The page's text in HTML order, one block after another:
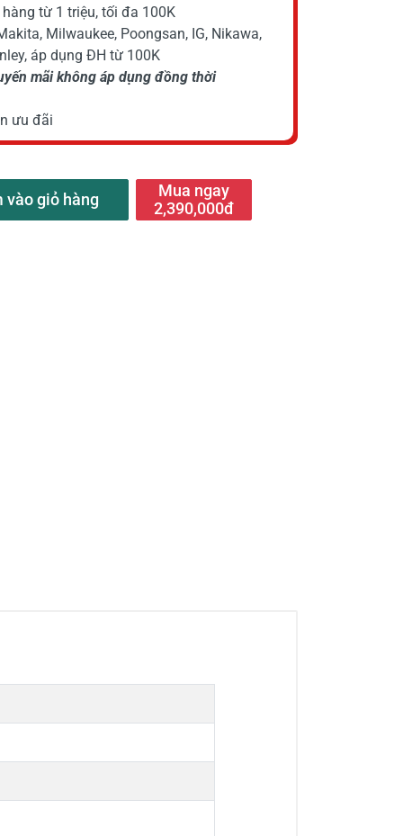
từ 1 triệu, tối đa 100K
Milwaukee, Poongsan, IG, Nikawa,
áp dụng ĐH từ 100K
mãi không áp dụng đồng thời
ưu đãi
vào giỏ hàng
Mua ngay
2,390,000đ